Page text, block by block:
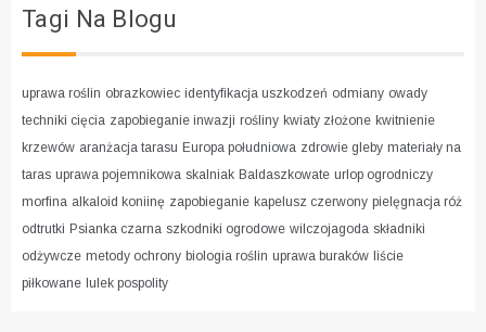
Tagi Na Blogu
uprawa roślin obrazkowiec identyfikacja uszkodzeń odmiany owady
techniki cięcia zapobieganie inwazji rośliny kwiaty złożone kwitnienie
krzewów aranżacja tarasu Europa południowa zdrowie gleby materiały na
taras uprawa pojemnikowa skalniak Baldaszkowate urlop ogrodniczy
morfina alkaloid koniinę zapobieganie kapelusz czerwony pielęgnacja róż
odtrutki Psianka czarna szkodniki ogrodowe wilczojagoda składniki
odżywcze metody ochrony biologia roślin uprawa buraków liście
piłkowane lulek pospolity